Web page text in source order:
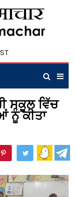
ਸਕੂਲ ਵਿੱਚ
ਨੂੰ ਕੀਤਾ